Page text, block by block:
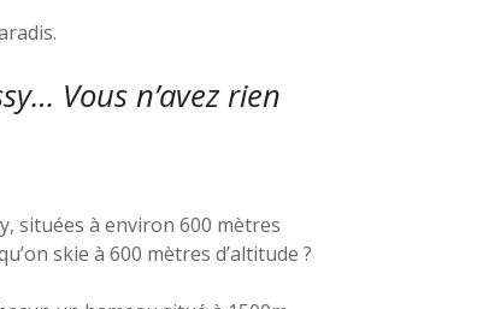
Vous n’avez rien
situées à environ 600 mètres
skie à 600 mètres d’altitude ?